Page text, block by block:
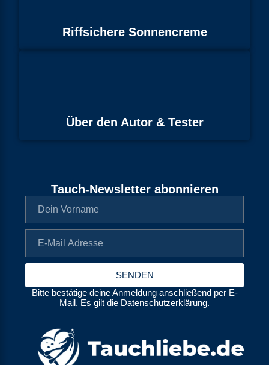
Riffsichere Sonnencreme
Über den Autor & Tester
Tauch-Newsletter abonnieren
SENDEN
Bitte bestätige deine Anmeldung anschließend per E-
Mail. Es gilt die Datenschutzerklärung.